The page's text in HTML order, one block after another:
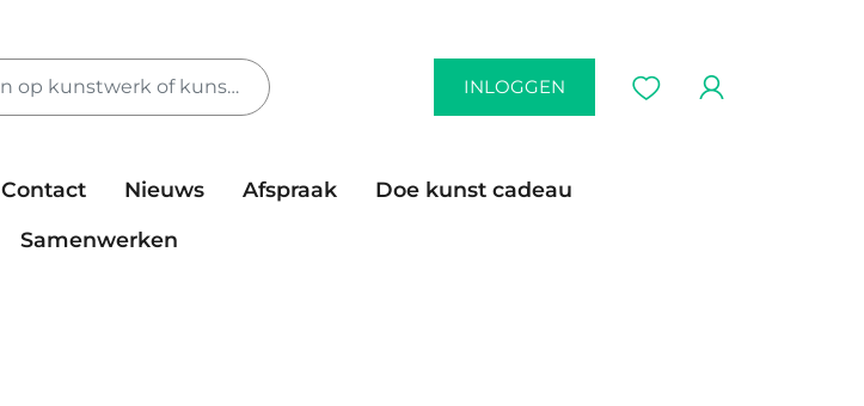
INLOGGEN
Contact Nieuws Afspraak
Doe kunst cadeau
Samenwerken